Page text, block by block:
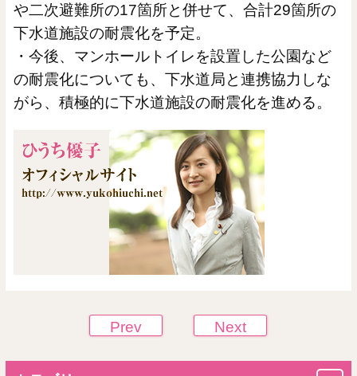
や二次避難所の17箇所と併せて、合計29箇所の
下水道施設の耐震化を予定。
・今後、マンホールトイレを設置した公園など
の耐震化についても、下水道局と連携協力しな
がら、積極的に下水道施設の耐震化を進める。
Prev Next